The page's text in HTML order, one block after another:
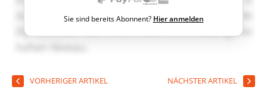
Sie sind bereits Abonnent? Hier anmelden
VORHERIGER ARTIKEL NÄCHSTER ARTIKEL